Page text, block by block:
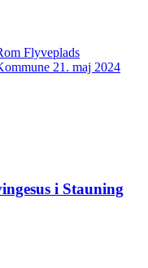
Flyveplads
21. maj 2024
i Stauning